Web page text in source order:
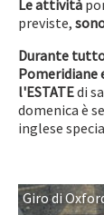
Le attività
previste,
Durante
Pomeridiane
l'ESTATEdi
domenica è
inglese
Giro di